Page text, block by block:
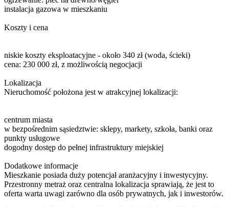
instalacja gazowa w mieszkaniu
Koszty i cena
niskie koszty eksploatacyjne - około 340 zł (woda, ścieki)
cena: 230 000 zł, z możliwością negocjacji
Lokalizacja
Nieruchomość położona jest w atrakcyjnej lokalizacji:
centrum miasta
w bezpośrednim sąsiedztwie: sklepy, markety, szkoła, banki oraz
punkty usługowe
dogodny dostęp do pełnej infrastruktury miejskiej
Dodatkowe informacje
Mieszkanie posiada duży potencjał aranżacyjny i inwestycyjny.
Przestronny metraż oraz centralna lokalizacja sprawiają, że jest to
oferta warta uwagi zarówno dla osób prywatnych, jak i inwestorów.